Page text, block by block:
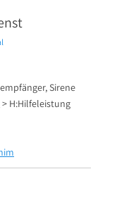
Sirene
H:Hilfeleistung